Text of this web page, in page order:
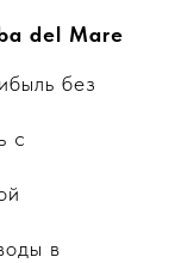
del Mare
без
с
в